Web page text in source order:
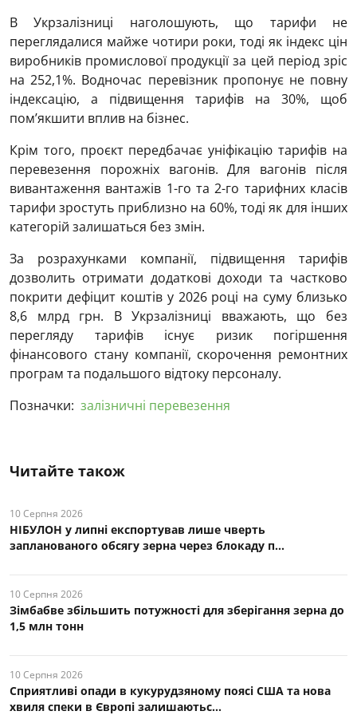
В Укрзалізниці наголошують, що тарифи не
переглядалися майже чотири роки, тоді як індекс цін
виробників промислової продукції за цей період зріс
на 252,1%. Водночас перевізник пропонує не повну
індексацію, а підвищення тарифів на 30%, щоб
пом’якшити вплив на бізнес.
Крім того, проєкт передбачає уніфікацію тарифів на
перевезення порожніх вагонів. Для вагонів після
вивантаження вантажів 1-го та 2-го тарифних класів
тарифи зростуть приблизно на 60%, тоді як для інших
категорій залишаться без змін.
За розрахунками компанії, підвищення тарифів
дозволить отримати додаткові доходи та частково
покрити дефіцит коштів у 2026 році на суму близько
8,6 млрд грн. В Укрзалізниці вважають, що без
перегляду тарифів існує ризик погіршення
фінансового стану компанії, скорочення ремонтних
програм та подальшого відтоку персоналу.
Позначки: залізничні перевезення
Читайте також
10 Серпня 2026
НІБУЛОН у липні експортував лише чверть
запланованого обсягу зерна через блокаду п...
10 Серпня 2026
Зімбабве збільшить потужності для зберігання зерна до
1,5 млн тонн
10 Серпня 2026
Сприятливі опади в кукурудзяному поясі США та нова
хвиля спеки в Європі залишаютьс...